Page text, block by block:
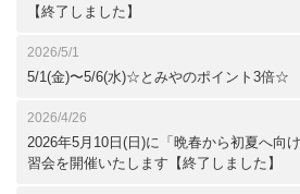
【終了しました】
2026/5/1
5/1(金)〜5/6(水)☆とみやのポイント3倍☆
2026/4/26
2026年5月10日(日)に「晩春から初夏へ向
習会を開催いたします【終了しました】